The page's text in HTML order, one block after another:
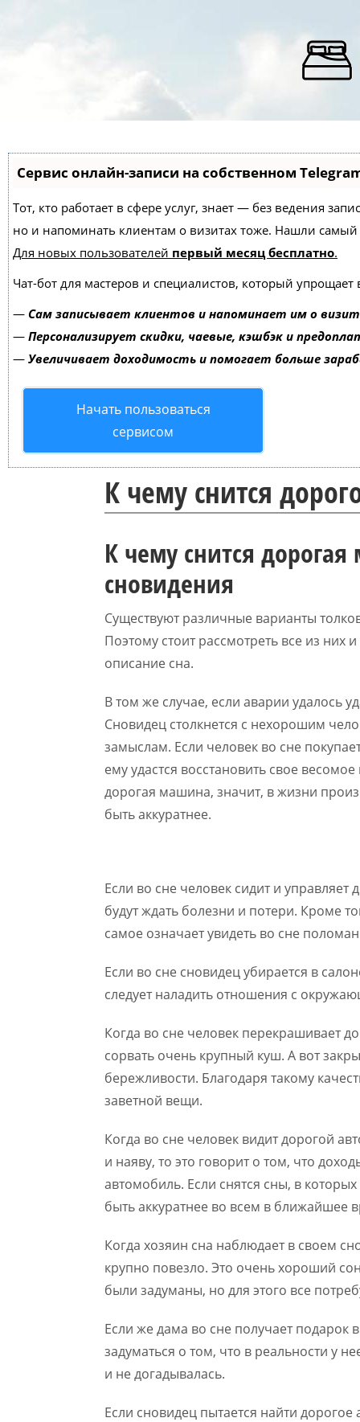
Сервис онлайн-записи на собственном
Тот, кто работает в сфере услуг, знает — без ведения
но и напоминать клиентам о визитах тоже. Нашли
Для новых пользователей первый месяц бесплатно.
Чат-бот для мастеров и специалистов, который упрощает
— Сам записывает клиентов и напоминает им о
— Персонализирует скидки, чаевые, кэшбэк и
— Увеличивает доходимость и помогает больше
Начать пользоваться
сервисом
К чему снится
К чему снится
сновидения
Существуют различные варианты
Поэтому стоит рассмотреть все из них
описание сна.
В том же случае, если аварии удалось
Сновидец столкнется с нехорошим
замыслам. Если человек во сне
ему удастся восстановить свое
дорогая машина, значит, в жизни
быть аккуратнее.
Если во сне человек сидит и
будут ждать болезни и потери. Кроме
самое означает увидеть во сне
Если во сне сновидец убирается в
следует наладить отношения с
Когда во сне человек перекрашивает
сорвать очень крупный куш. А вот
бережливости. Благодаря такому
заветной вещи.
Когда во сне человек видит дорогой
и наяву, то это говорит о том, что
автомобиль. Если снятся сны, в
быть аккуратнее во всем в ближайшее
Когда хозяин сна наблюдает в своем
крупно повезло. Это очень хороший
были задуманы, но для этого все
Если же дама во сне получает подарок
задуматься о том, что в реальности у
и не догадывалась.
Если сновидец пытается найти